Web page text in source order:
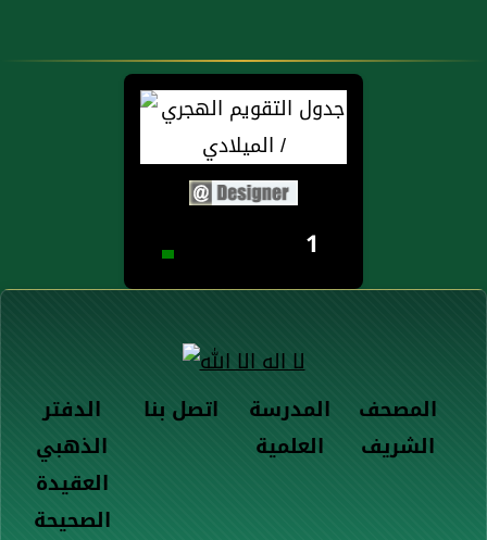
1
الدفتر
الذهبي
اتصل بنا
المدرسة
العلمية
المصحف
الشريف
العقيدة
الصحيحة